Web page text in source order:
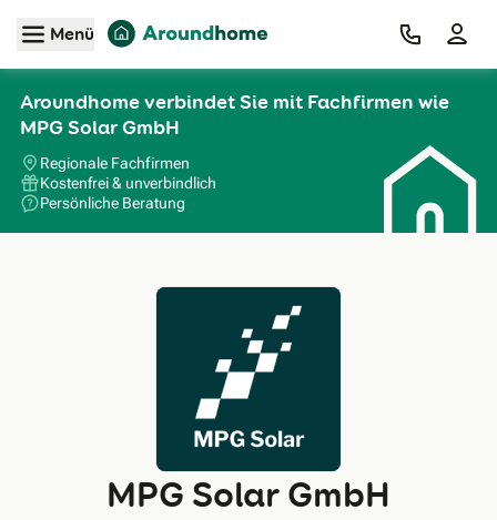
Zum Hauptinhalt
Menü
Aroundhome verbindet Sie mit Fachfirmen wie
MPG Solar GmbH
Regionale Fachfirmen
Kostenfrei & unverbindlich
Persönliche Beratung
MPG Solar GmbH